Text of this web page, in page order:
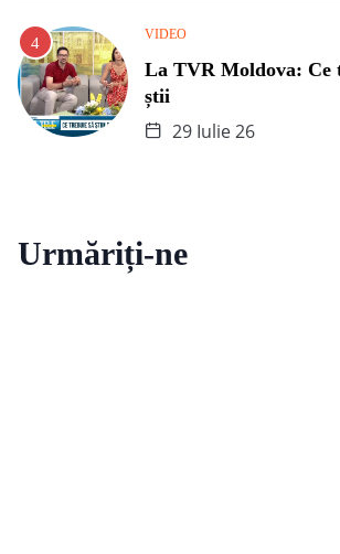
VIDEO
La TVR Moldova: Ce
știi
29 Iulie 26
Urmăriți-ne